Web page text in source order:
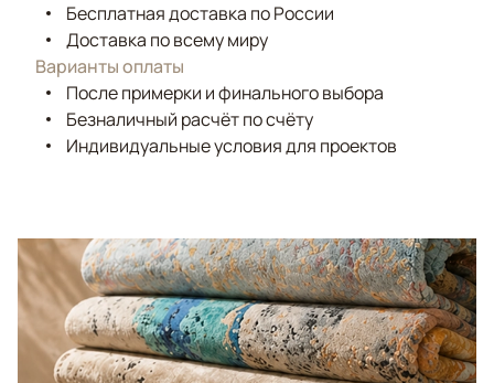
Бесплатная доставка по России
Доставка по всему миру
Варианты оплаты
После примерки и финального выбора
Безналичный расчёт по счёту
Индивидуальные условия для проектов